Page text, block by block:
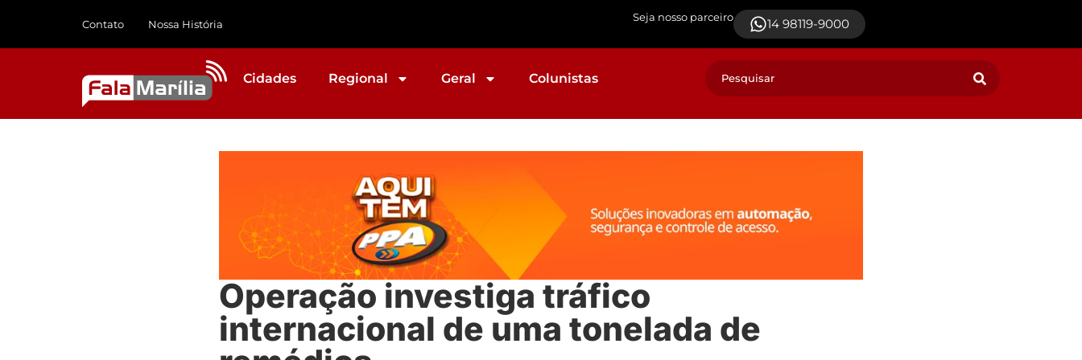
Contato Nossa História
Seja nosso parceiro 14 98119-9000
Cidades Regional Geral Colunistas
Operação investiga tráfico
internacional de uma tonelada de